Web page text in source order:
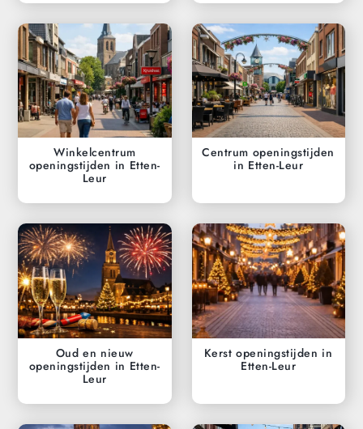
Winkelcentrum
openingstijden in Etten-
Leur
Centrum openingstijden
in Etten-Leur
Oud en nieuw
openingstijden in Etten-
Leur
Kerst openingstijden in
Etten-Leur